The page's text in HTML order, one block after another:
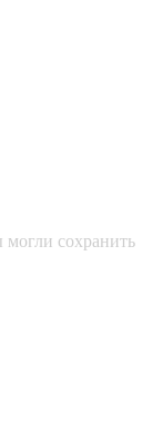
сохранить